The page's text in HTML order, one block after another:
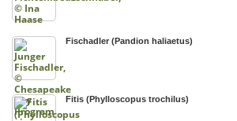
Fischadler (Pandion haliaetus)
Fitis (Phylloscopus trochilus)